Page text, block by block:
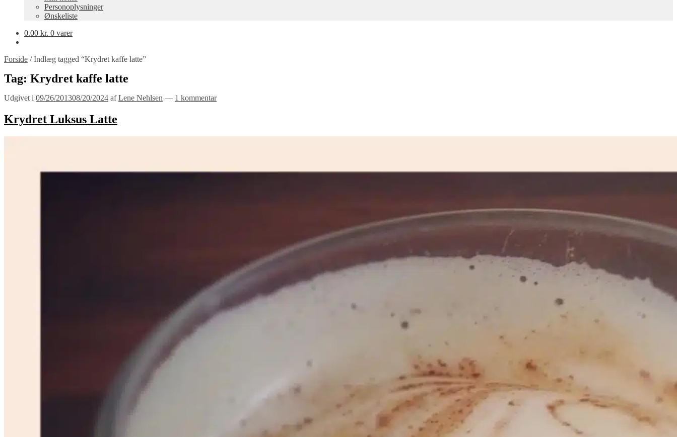
Personoplysninger
Ønskeliste
0.00 kr. 0 varer
Forside /Indlæg tagged “Krydret kaffe latte”
Tag: Krydret kaffe latte
Udgivet i 09/26/201308/20/2024 afLene Nehlsen — 1 kommentar
Krydret Luksus Latte